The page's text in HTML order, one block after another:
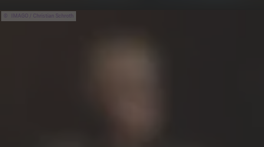
IMAGO / Christian Schroth